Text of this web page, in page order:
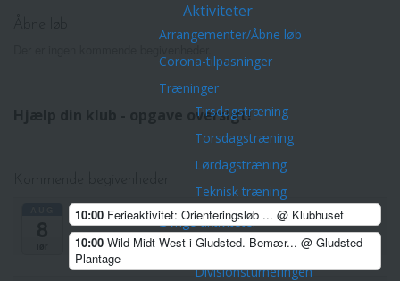
Aktiviteter
Arrangementer/Åbne løb
Corona-tilpasninger
Træninger
Tirsdagstræning
Torsdagstræning
Lørdagstræning
Teknisk træning
Øvrige aktiviteter
Championpokalen
Divisionsturneringen
Hjælp din klub - opgave oversigt!
10:00 Ferieaktivitet: Orienteringsløb ... @ Klubhuset
10:00 Wild Midt West i Gludsted. Bemær... @ Gludsted
Plantage